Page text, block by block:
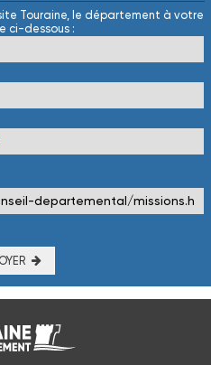
Touraine, le département à votre
ci-dessous :